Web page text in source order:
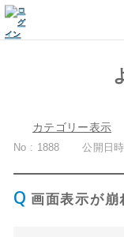
カテゴリー表示
No : 1888 公開日
画面表示が崩